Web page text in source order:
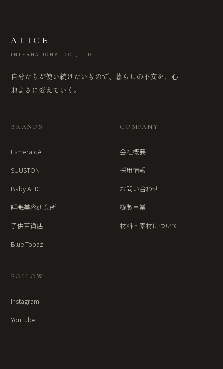
ALICE
INTERNATIONAL CO., LTD
自分たちが使い続けたいもので、暮らしの不安を、心
地よさに変えていく。
BRANDS
EsmeraldA
SUUSTON
Baby ALICE
睡眠美容研究所
子供百貨店
Blue Topaz
COMPANY
会社概要
採用情報
お問い合わせ
縫製事業
材料・素材について
FOLLOW
Instagram
YouTube